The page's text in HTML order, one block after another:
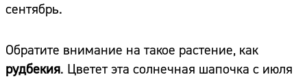
сентябрь.
Обратите внимание на такое растение, как
рудбекия. Цветет эта солнечная шапочка с июля